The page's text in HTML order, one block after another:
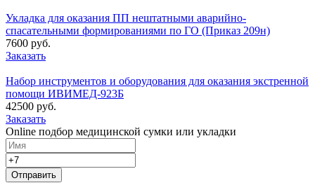
Укладка для оказания ПП нештатными аварийно-
спасательными формированиями по ГО (Приказ 209н)
7600 руб.
Заказать
Набор инструментов и оборудования для оказания экстренной
помощи ИВИМЕД-923Б
42500 руб.
Заказать
Online подбор медицинской сумки или укладки
Отправить